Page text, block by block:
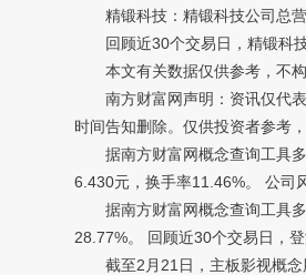
精锻科技：精锻科技公司总营
回顾近30个交易日，精锻科技
本文有关数据仅供参考，不构
南方财富网声明：资讯仅代表
时间告知删除。仅供投资者参考
据南方财富网概念查询工具多
6.430元，换手率11.46%。 公司
据南方财富网概念查询工具多
28.77%。 回顾近30个交易日，
截至2月21日，主板影视概念股